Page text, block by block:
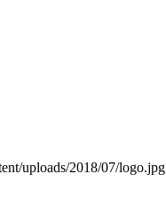
uploads/2018/07/logo.jpg